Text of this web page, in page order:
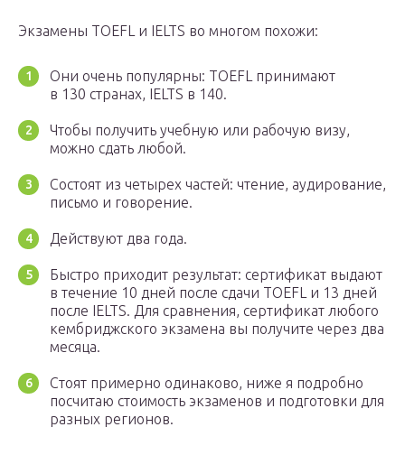
Экзамены TOEFL и IELTS во многом похожи:
Они очень популярны: TOEFL принимают
в 130 странах, IELTS в 140.
Чтобы получить учебную или рабочую визу,
можно сдать любой.
Состоят из четырех частей: чтение, аудирование,
письмо и говорение.
Действуют два года.
Быстро приходит результат: сертификат выдают
в течение 10 дней после сдачи TOEFL и 13 дней
после IELTS. Для сравнения, сертификат любого
кембриджского экзамена вы получите через два
месяца.
Стоят примерно одинаково, ниже я подробно
посчитаю стоимость экзаменов и подготовки для
разных регионов.